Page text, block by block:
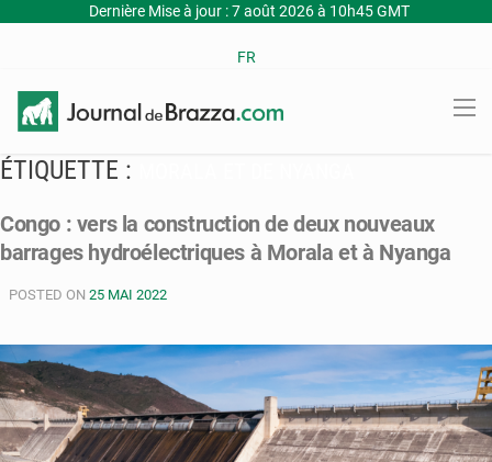
Dernière Mise à jour : 7 août 2026 à 10h45 GMT
FR
ÉTIQUETTE :
Congo : vers la construction de deux nouveaux
barrages hydroélectriques à Morala et à Nyanga
POSTED ON 25 MAI 2022